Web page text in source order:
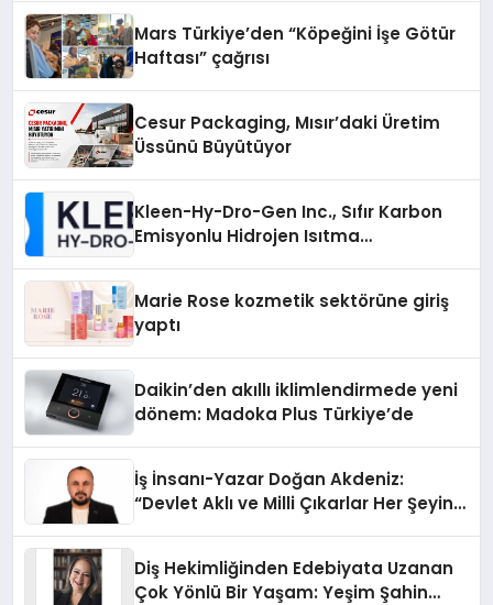
Mars Türkiye’den “Köpeğini İşe Götür
Haftası” çağrısı
Cesur Packaging, Mısır’daki Üretim
Üssünü Büyütüyor
Kleen-Hy-Dro-Gen Inc., Sıfır Karbon
Emisyonlu Hidrojen Isıtma
Marie Rose kozmetik sektörüne giriş
yaptı
Daikin’den akıllı iklimlendirmede yeni
dönem: Madoka Plus Türkiye’de
İş İnsanı-Yazar Doğan Akdeniz:
“Devlet Aklı ve Milli Çıkarlar Her Şeyin
Diş Hekimliğinden Edebiyata Uzanan
Çok Yönlü Bir Yaşam: Yeşim Şahin